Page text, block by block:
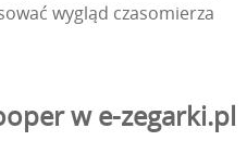
wygląd czasomierza
w e-zegarki.pl